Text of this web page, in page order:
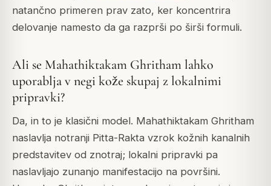
natančno primeren prav zato, ker koncentrira
delovanje namesto da ga razprši po širši formuli.
Ali se Mahathiktakam Ghritham lahko
uporablja v negi kože skupaj z lokalnimi
pripravki?
Da, in to je klasični model. Mahathiktakam Ghritham
naslavlja notranji Pitta-Rakta vzrok kožnih kanalnih
predstavitev od znotraj; lokalni pripravki pa
naslavljajo zunanjo manifestacijo na površini.